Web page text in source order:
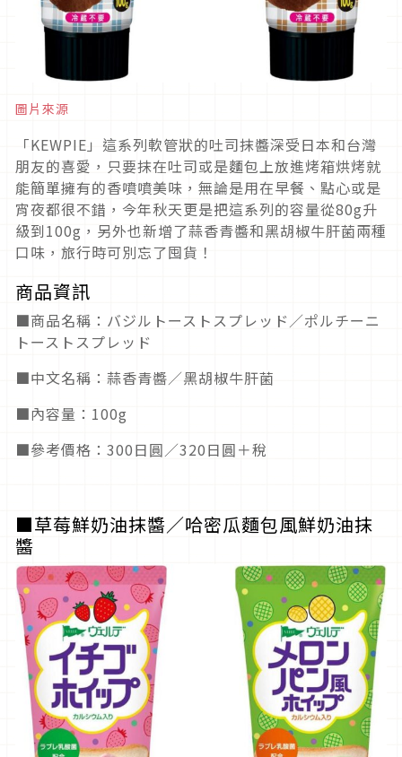
圖片來源
「KEWPIE」這系列軟管狀的吐司抹醬深受日本和台灣
朋友的喜愛，只要抹在吐司或是麵包上放進烤箱烘烤就
能簡單擁有的香噴噴美味，無論是用在早餐、點心或是
宵夜都很不錯，今年秋天更是把這系列的容量從80g升
級到100g，另外也新增了蒜香青醬和黑胡椒牛肝菌兩種
口味，旅行時可別忘了囤貨！
商品資訊
■商品名稱：バジルトーストスプレッド／ポルチーニ
トーストスプレッド
■中文名稱：蒜香青醬／黑胡椒牛肝菌
■內容量：100g
■參考價格：300日圓／320日圓＋稅
■草莓鮮奶油抹醬／哈密瓜麵包風鮮奶油抹
醬